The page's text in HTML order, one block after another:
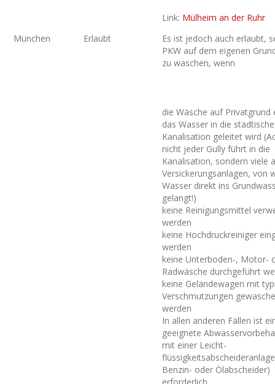
Link: Mülheim an der Ruhr
München
Erlaubt
Es ist jedoch auch erlaubt,
PKW auf dem eigenen
zu waschen, wenn
die Wäsche auf Privatgrund
das Wasser in die städtische
Kanalisation geleitet wird
nicht jeder Gully führt in die
Kanalisation, sondern viele
Versickerungsanlagen, von
Wasser direkt ins
gelangt!)
keine Reinigungsmittel
werden
keine Hochdruckreiniger
werden
keine Unterboden-, Motor-
Radwäsche durchgeführt
keine Geländewagen mit
Verschmutzungen
werden
In allen anderen Fällen ist
geeignete
mit einer Leicht-
Benzin- oder Ölabscheider)